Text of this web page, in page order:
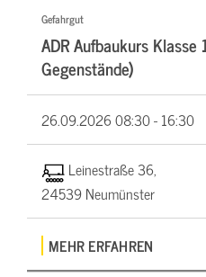
Gefahrgut
ADR Aufbaukurs
Gegenstände)
26.09.202608:30 - 16:30
Leinestraße 36,
24539 Neumünster
MEHR ERFAHREN